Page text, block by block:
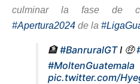
culminar la fase de
#Apertura2024 de la
🏦#BanruralGTI 🤑
#MoltenGuatemala
pic.twitter.com/